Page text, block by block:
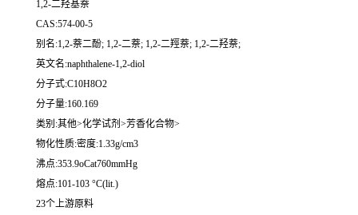
1,2-二羟基萘
CAS:574-00-5
别名:1,2-萘二酚; 1,2-二萘; 1,2-二羥萘; 1,2-二羟萘;
英文名:naphthalene-1,2-diol
分子式:C10H8O2
分子量:160.169
类别:其他>化学试剂>芳香化合物>
物化性质:密度:1.33g/cm3
沸点:353.9oCat760mmHg
熔点:101-103 °C(lit.)
23个上游原料